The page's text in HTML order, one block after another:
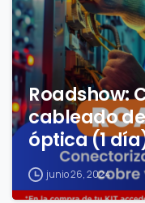
Roadshow:
cableado
óptica (1
junio 26, 2024